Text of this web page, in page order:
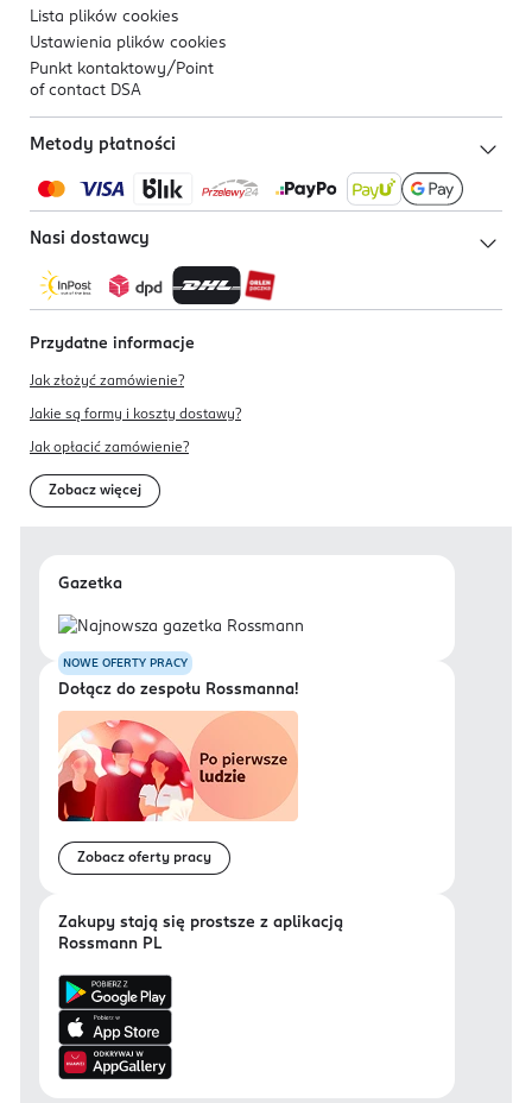
Lista plików cookies
Ustawienia plików cookies
Punkt kontaktowy/ Point
of contact DSA
Metody płatności
Nasi dostawcy
Przydatne informacje
Jak złożyć zamówienie?
Jakie są formy i koszty dostawy?
Jak opłacić zamówienie?
Zobacz więcej
Gazetka
NOWE OFERTY PRACY
Dołącz do zespołu Rossmanna!
Zobacz oferty pracy
Zakupy stają się prostsze z aplikacją
Rossmann PL